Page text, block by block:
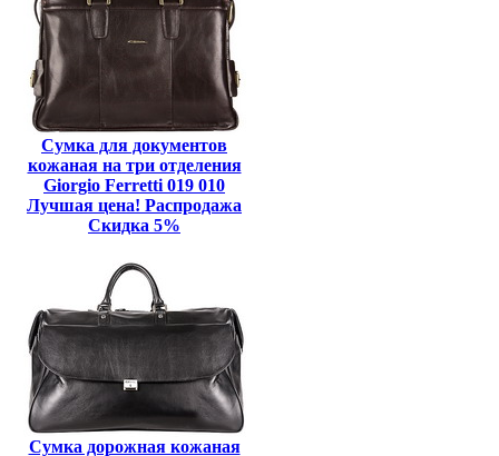
Сумка для документов
кожаная на три отделения
Giorgio Ferretti 019 010
Лучшая цена! Распродажа
Скидка 5%
Сумка дорожная кожаная